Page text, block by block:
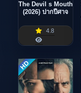
The Devil s Mouth
(2026) ปากปีศาจ
4.8
HD